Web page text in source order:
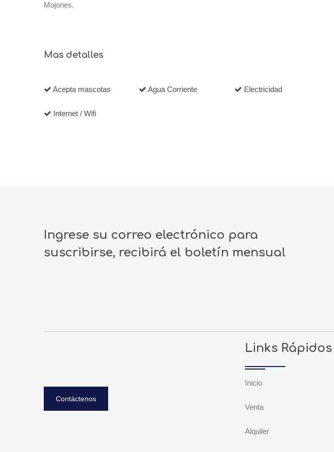
Mojones.
Mas detalles
Acepta mascotas Agua Corriente Electricidad
Internet / Wifi
Ingrese su correo electrónico para
suscribirse, recibirá el boletín mensual
Contáctenos
Links Rápidos
Inicio
Venta
Alquiler